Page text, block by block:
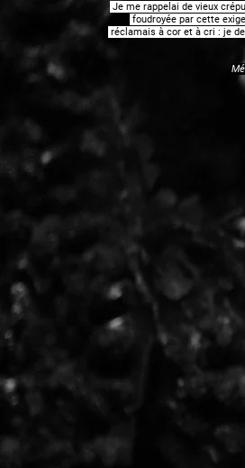
Je me rappelai de vieux
foudroyée par cette
réclamais à cor et à cri : je